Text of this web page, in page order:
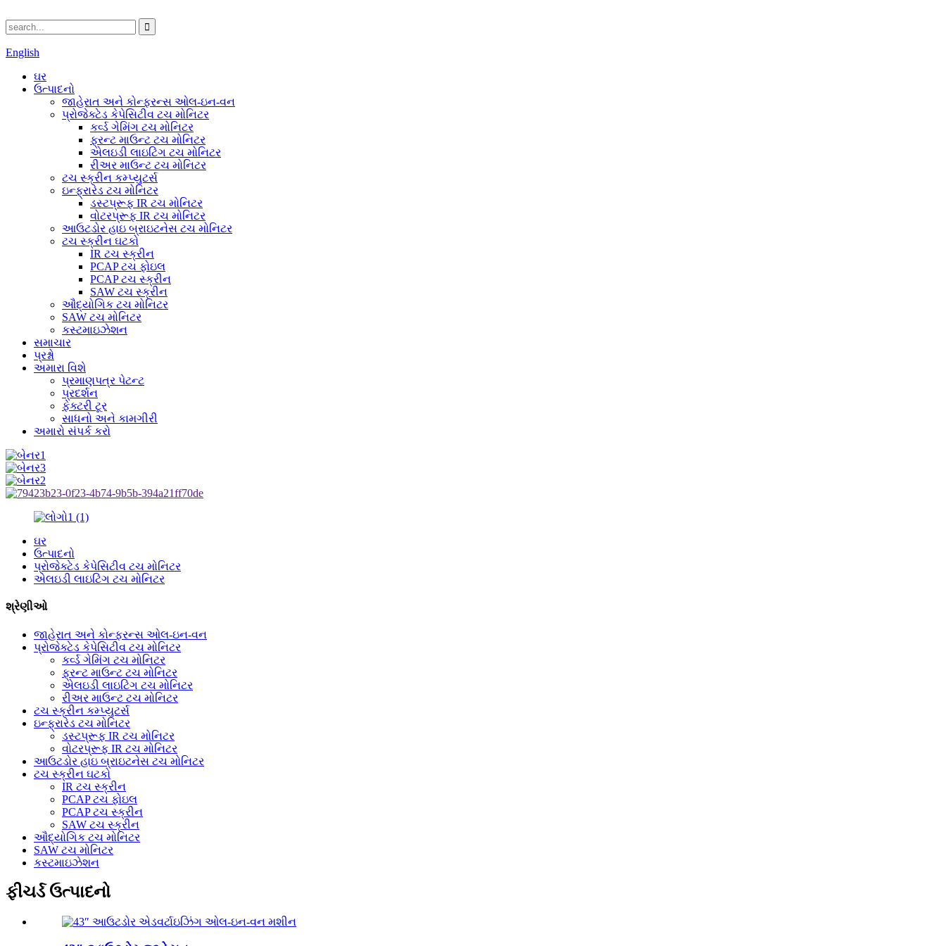
English
ઘર
ઉત્પાદનો
જાહેરાત અને કોન્ફરન્સ ઓલ-ઇન-વન
પ્રોજેક્ટેડ કેપેસિટીવ ટચ મોનિટર
કર્વ્ડ ગેમિંગ ટચ મોનિટર
ફ્રન્ટ માઉન્ટ ટચ મોનિટર
એલઇડી લાઇટિંગ ટચ મોનિટર
રીઅર માઉન્ટ ટચ મોનિટર
ટચ સ્ક્રીન કમ્પ્યુટર્સ
ઇન્ફ્રારેડ ટચ મોનિટર
ડસ્ટપ્રૂફ IR ટચ મોનિટર
વોટરપ્રૂફ IR ટચ મોનિટર
આઉટડોર હાઇ બ્રાઇટનેસ ટચ મોનિટર
ટચ સ્ક્રીન ઘટકો
IR ટચ સ્ક્રીન
PCAP ટચ ફોઇલ
PCAP ટચ સ્ક્રીન
SAW ટચ સ્ક્રીન
ઔદ્યોગિક ટચ મોનિટર
SAW ટચ મોનિટર
કસ્ટમાઇઝેશન
સમાચાર
પ્રશ્નો
અમારા વિશે
પ્રમાણપત્ર પેટન્ટ
પ્રદર્શન
ફેક્ટરી ટૂર
સાધનો અને કામગીરી
અમારો સંપર્ક કરો
ઘર
ઉત્પાદનો
પ્રોજેક્ટેડ કેપેસિટીવ ટચ મોનિટર
એલઇડી લાઇટિંગ ટચ મોનિટર
શ્રેણીઓ
જાહેરાત અને કોન્ફરન્સ ઓલ-ઇન-વન
પ્રોજેક્ટેડ કેપેસિટીવ ટચ મોનિટર
કર્વ્ડ ગેમિંગ ટચ મોનિટર
ફ્રન્ટ માઉન્ટ ટચ મોનિટર
એલઇડી લાઇટિંગ ટચ મોનિટર
રીઅર માઉન્ટ ટચ મોનિટર
ટચ સ્ક્રીન કમ્પ્યુટર્સ
ઇન્ફ્રારેડ ટચ મોનિટર
ડસ્ટપ્રૂફ IR ટચ મોનિટર
વોટરપ્રૂફ IR ટચ મોનિટર
આઉટડોર હાઇ બ્રાઇટનેસ ટચ મોનિટર
ટચ સ્ક્રીન ઘટકો
IR ટચ સ્ક્રીન
PCAP ટચ ફોઇલ
PCAP ટચ સ્ક્રીન
SAW ટચ સ્ક્રીન
ઔદ્યોગિક ટચ મોનિટર
SAW ટચ મોનિટર
કસ્ટમાઇઝેશન
ફીચર્ડ ઉત્પાદનો